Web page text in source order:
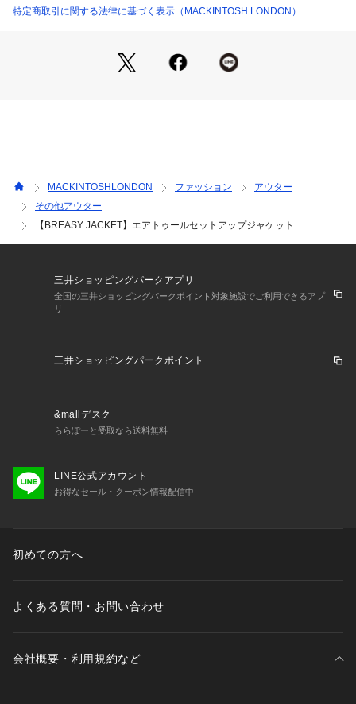
＜デザイン＞
今までにないセットアップシリーズです。脇下にデオドラント
テープを配しています。シングルブレステッド2ボタン、サイ
特定商取引に関する法律に基づく表示（MACKINTOSH LONDON）
MACKINTOSHLONDON ファッション
アウター
その他アウター
【BREASY JACKET】エアトゥールセットアップジャケット
三井ショッピングパークアプリ
全国の三井ショッピングパークポイント対象施設でご利用できるアプ
リ
三井ショッピングパークポイント
&mallデスク
ららぽーと受取なら送料無料
LINE公式アカウント
お得なセール・クーポン情報配信中
初めての方へ
よくある質問・お問い合わせ
会社概要・利用規約など